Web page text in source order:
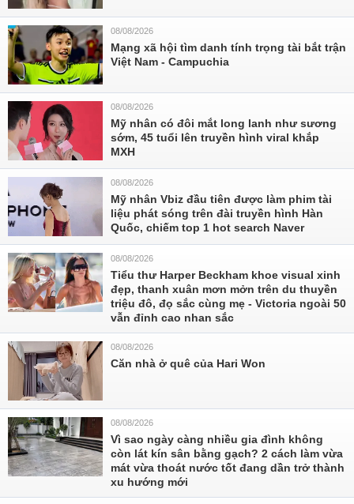
08/08/2026
Mạng xã hội tìm danh tính trọng tài bắt trận
Việt Nam - Campuchia
08/08/2026
Mỹ nhân có đôi mắt long lanh như sương
sớm, 45 tuổi lên truyền hình viral khắp
MXH
08/08/2026
Mỹ nhân Vbiz đầu tiên được làm phim tài
liệu phát sóng trên đài truyền hình Hàn
Quốc, chiếm top 1 hot search Naver
08/08/2026
Tiểu thư Harper Beckham khoe visual xinh
đẹp, thanh xuân mơn mởn trên du thuyền
triệu đô, đọ sắc cùng mẹ - Victoria ngoài 50
vẫn đỉnh cao nhan sắc
08/08/2026
Căn nhà ở quê của Hari Won
08/08/2026
Vì sao ngày càng nhiều gia đình không
còn lát kín sân bằng gạch? 2 cách làm vừa
mát vừa thoát nước tốt đang dần trở thành
xu hướng mới